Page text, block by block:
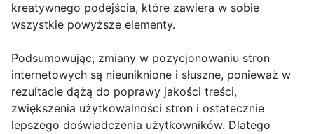
kreatywnego podejścia, które zawiera w sobie
wszystkie powyższe elementy.
Podsumowując, zmiany w pozycjonowaniu stron
internetowych są nieuniknione i słuszne, ponieważ w
rezultacie dążą do poprawy jakości treści,
zwiększenia użytkowalności stron i ostatecznie
lepszego doświadczenia użytkowników. Dlatego